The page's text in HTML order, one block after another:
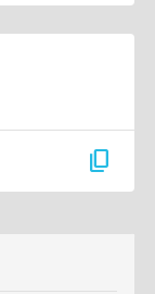
content_copy